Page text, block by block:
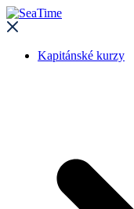
Kapitánské kurzy